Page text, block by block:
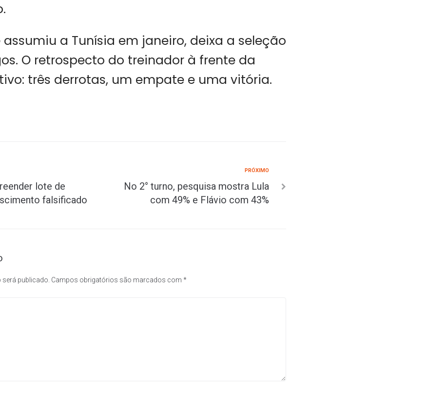
a Tunísia em janeiro, deixa a seleção
O retrospecto do treinador à frente da
três derrotas, um empate e uma vitória.
lote de
falsificado
PRÓXIMO
No 2° turno, pesquisa mostra Lula
com 49% e Flávio com 43%
será publicado. Campos obrigatórios são marcados com *